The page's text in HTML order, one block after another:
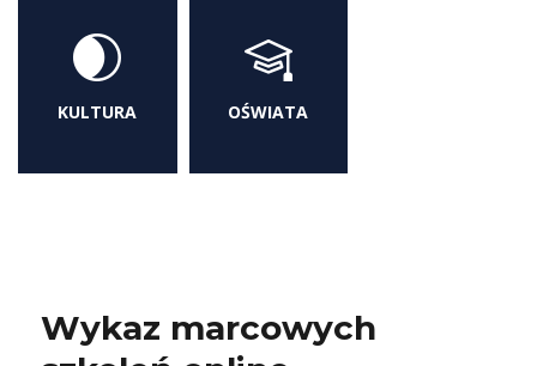
KULTURA OŚWIATA
Wykaz marcowych